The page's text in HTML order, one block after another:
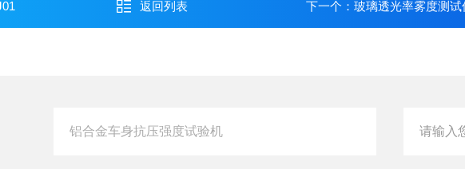
返回列表 下一个： 玻璃透光率雾度测试